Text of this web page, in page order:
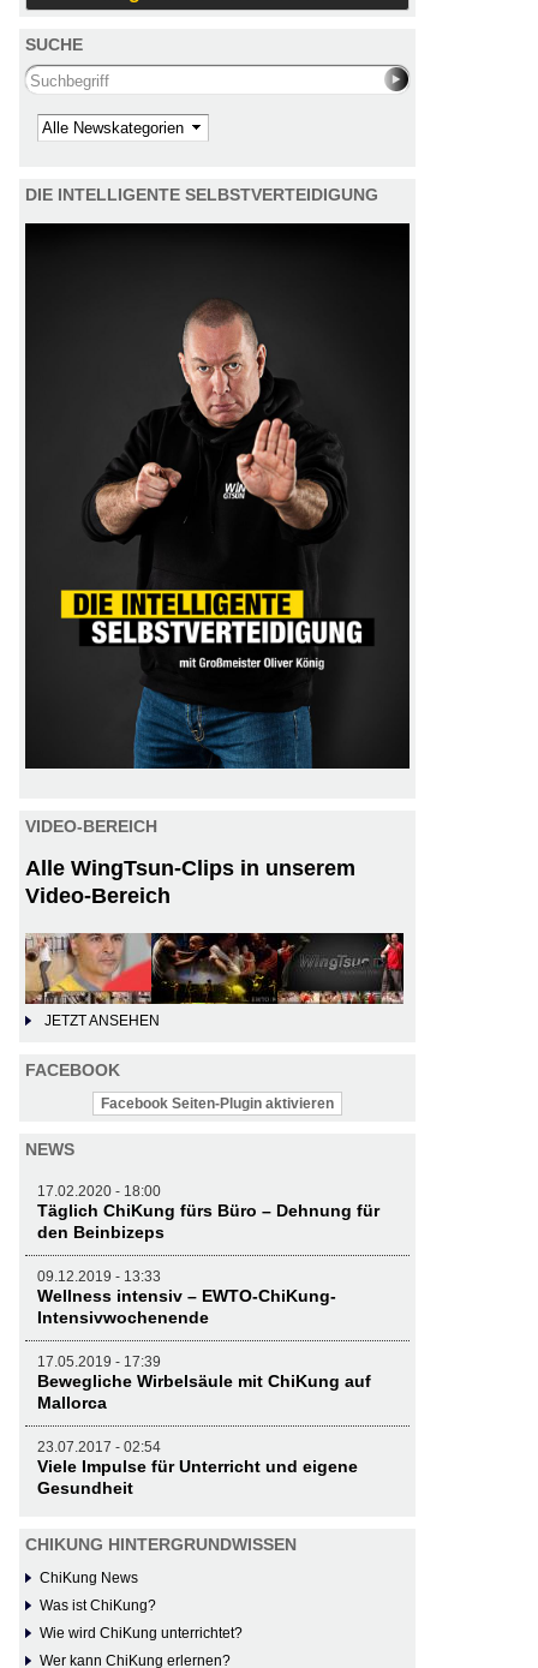
SUCHE
Search this site
Kategorie
DIE INTELLIGENTE SELBSTVERTEIDIGUNG
VIDEO-BEREICH
Alle WingTsun-Clips in unserem
Video-Bereich
JETZT ANSEHEN
FACEBOOK
Facebook Seiten-Plugin aktivieren
NEWS
17.02.2020 - 18:00
Täglich ChiKung fürs Büro – Dehnung für
den Beinbizeps
09.12.2019 - 13:33
Wellness intensiv – EWTO-ChiKung-
Intensivwochenende
17.05.2019 - 17:39
Bewegliche Wirbelsäule mit ChiKung auf
Mallorca
23.07.2017 - 02:54
Viele Impulse für Unterricht und eigene
Gesundheit
CHIKUNG HINTERGRUNDWISSEN
ChiKung News
Was ist ChiKung?
Wie wird ChiKung unterrichtet?
Wer kann ChiKung erlernen?